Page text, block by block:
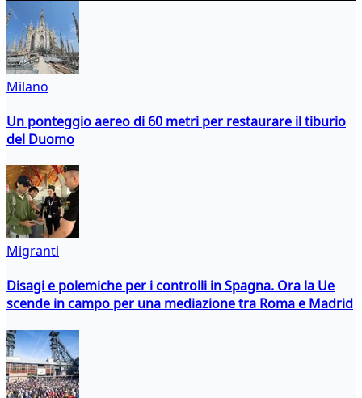
Milano
Un ponteggio aereo di 60 metri per restaurare il tiburio
del Duomo
Migranti
Disagi e polemiche per i controlli in Spagna. Ora la Ue
scende in campo per una mediazione tra Roma e Madrid